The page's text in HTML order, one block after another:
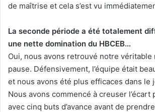
de maîtrise et cela s’est vu
La seconde période a été totalement
une nette domination du HBCEB…
Oui, nous avons retrouvé notre véritable
pause. Défensivement, l’équipe était
et nous avons été plus efficaces dans le
Nous avons commencé à creuser
avec cinq buts d’avance avant de